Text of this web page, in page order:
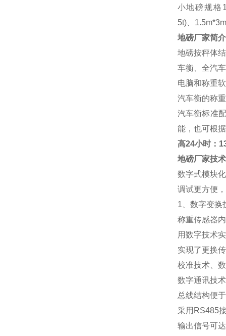
小地磅规格
5t)、
地磅厂家简
地磅按秤体
车衡、全汽
电脑和称重
汽车衡的称
汽车衡标准
能，也可根
高24小时：
地磅厂家技
数字式模块
调试更方便
1 、数字变
称重传感器
用数字技术
实现了更换
校准技术、
数字通讯技术
总线结构便
采用 RS485
输出信号可达